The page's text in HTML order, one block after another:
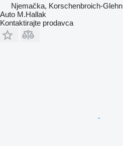
Njemačka, Korschenbroich-Glehn
Auto M.Hallak
Kontaktirajte prodavca